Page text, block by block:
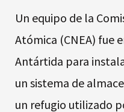
Un equipo de la
Atómica (CNEA) fue
Antártida para
un sistema de
un refugio utilizado